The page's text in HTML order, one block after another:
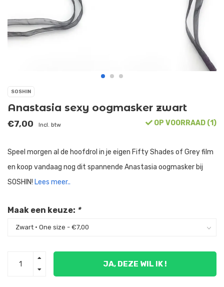
SOSHIN
Anastasia sexy oogmasker zwart
€7,00 Incl. btw OP VOORRAAD (1)
Speel morgen al de hoofdrol in je eigen Fifty Shades of Grey film
en koop vandaag nog dit spannende Anastasia oogmasker bij
SOSHIN! Lees meer..
Maak een keuze: *
JA, DEZE WIL IK !